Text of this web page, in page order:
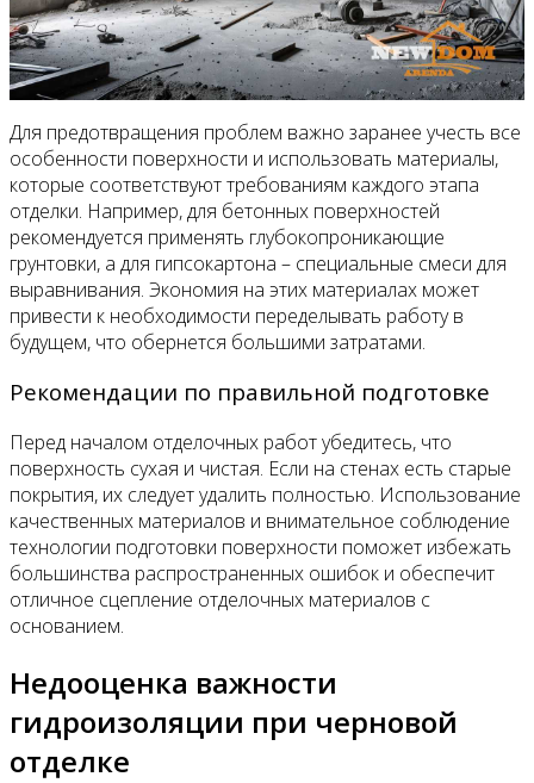
Для предотвращения проблем важно заранее учесть все
особенности поверхности и использовать материалы,
которые соответствуют требованиям каждого этапа
отделки. Например, для бетонных поверхностей
рекомендуется применять глубокопроникающие
грунтовки, а для гипсокартона – специальные смеси для
выравнивания. Экономия на этих материалах может
привести к необходимости переделывать работу в
будущем, что обернется большими затратами.
Рекомендации по правильной подготовке
Перед началом отделочных работ убедитесь, что
поверхность сухая и чистая. Если на стенах есть старые
покрытия, их следует удалить полностью. Использование
качественных материалов и внимательное соблюдение
технологии подготовки поверхности поможет избежать
большинства распространенных ошибок и обеспечит
отличное сцепление отделочных материалов с
основанием.
Недооценка важности
гидроизоляции при черновой
отделке